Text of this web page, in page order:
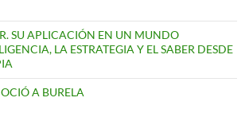
SU APLICACIÓN EN UN MUNDO
LA ESTRATEGIA Y EL SABER DESDE
A BURELA